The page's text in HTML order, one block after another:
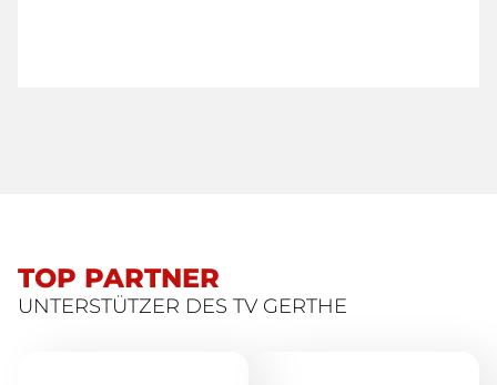
TOP PARTNER
UNTERSTÜTZER DES TV GERTHE